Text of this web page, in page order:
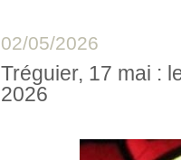
02/05/2026
Tréguier, 17 mai :
2026